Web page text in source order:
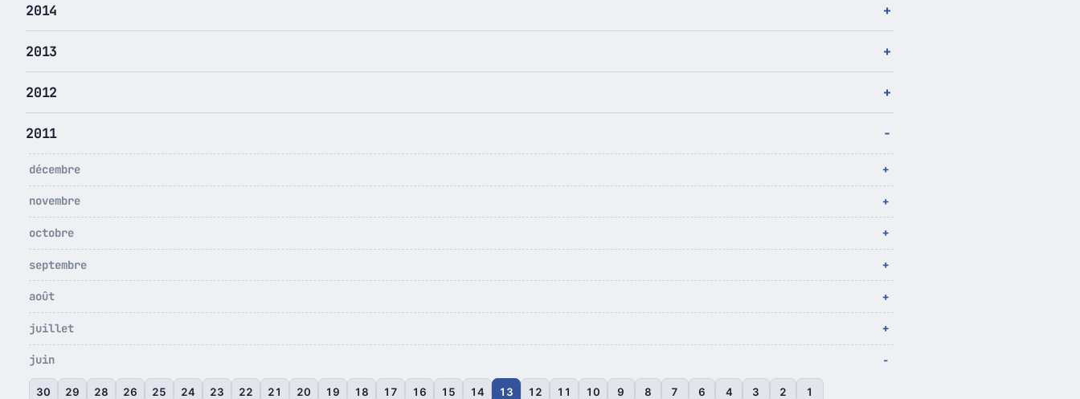
2014
2013
2012
2011
décembre
novembre
octobre
septembre
août
juillet
juin
30 29 28 26 25 24 23 22 21 20 19 18 17 16 15 14 13 12 11 10 9 8 7 6 4 3 2 1